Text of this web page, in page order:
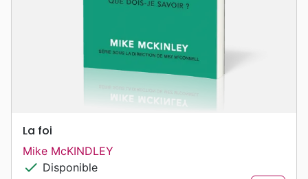
La foi
Mike McKINDLEY
check Disponible